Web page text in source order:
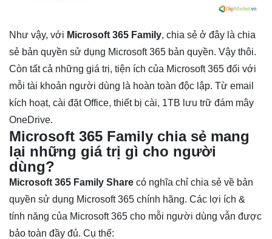
Như vậy, với Microsoft 365 Family, chia sẻ ở đây là chia
sẻ bản quyền sử dụng Microsoft 365 bản quyền. Vậy thôi.
Còn tất cả những giá trị, tiện ích của Microsoft 365 đối với
mỗi tài khoản người dùng là hoàn toàn độc lập. Từ email
kích hoạt, cài đặt Office, thiết bị cài, 1TB lưu trữ đám mây
OneDrive.
Microsoft 365 Family chia sẻ mang
lại những giá trị gì cho người
dùng?
Microsoft 365 Family Share có nghĩa chỉ chia sẻ về bản
quyền sử dụng Microsoft 365 chính hãng. Các lợi ích &
tính năng của Microsoft 365 cho mỗi người dùng vẫn được
bảo toàn đầy đủ. Cụ thể: